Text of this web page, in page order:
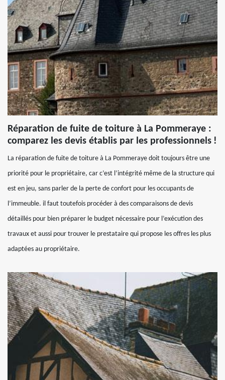
Réparation de fuite de toiture à La Pommeraye :
comparez les devis établis par les professionnels !
La réparation de fuite de toiture à La Pommeraye doit toujours être une
priorité pour le propriétaire, car c’est l’intégrité même de la structure qui
est en jeu, sans parler de la perte de confort pour les occupants de
l’immeuble. il faut toutefois procéder à des comparaisons de devis
détaillés pour bien préparer le budget nécessaire pour l’exécution des
travaux et aussi pour trouver le prestataire qui propose les offres les plus
adaptées au propriétaire.